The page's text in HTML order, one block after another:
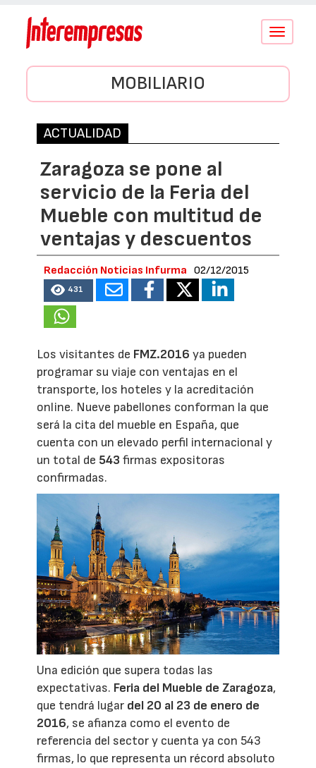
Conmutar
MOBILIARIO
ACTUALIDAD
Zaragoza se pone al
servicio de la Feria del
Mueble con multitud de
ventajas y descuentos
Redacción Noticias Infurma 02/12/2015
431
Los visitantes de FMZ.2016 ya pueden
programar su viaje con ventajas en el
transporte, los hoteles y la acreditación
online. Nueve pabellones conforman la que
será la cita del mueble en España, que
cuenta con un elevado perfil internacional y
un total de 543 firmas expositoras
confirmadas.
Una edición que supera todas las
expectativas. Feria del Mueble de Zaragoza,
que tendrá lugar del 20 al 23 de enero de
2016, se afianza como el evento de
referencia del sector y cuenta ya con 543
firmas, lo que representa un récord absoluto